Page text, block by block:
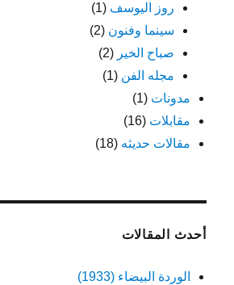
روز اليوسف (1)
سينما وفنون (2)
صباح الخير (2)
مجله الفن (1)
مدونات (1)
مقابلات (16)
مقالات حديثه (18)
أحدث المقالات
الوردة البيضاء (1933)